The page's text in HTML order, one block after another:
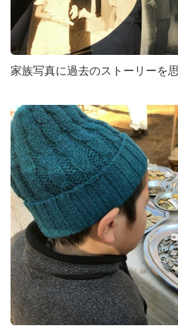
家族写真に過去のストーリーを